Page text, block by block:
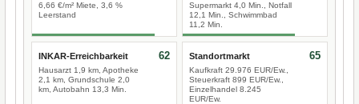
6,66 €/m² Miete, 3,6 %
Leerstand
Supermarkt 4,0 Min., Notfall
12,1 Min., Schwimmbad
11,2 Min.
INKAR-Erreichbarkeit
Hausarzt 1,9 km, Apotheke
2,1 km, Grundschule 2,0
km, Autobahn 13,3 Min.
62 Standortmarkt
Kaufkraft 29.976 EUR/Ew.,
Steuerkraft 899 EUR/Ew.,
Einzelhandel 8.245
EUR/Ew.
65